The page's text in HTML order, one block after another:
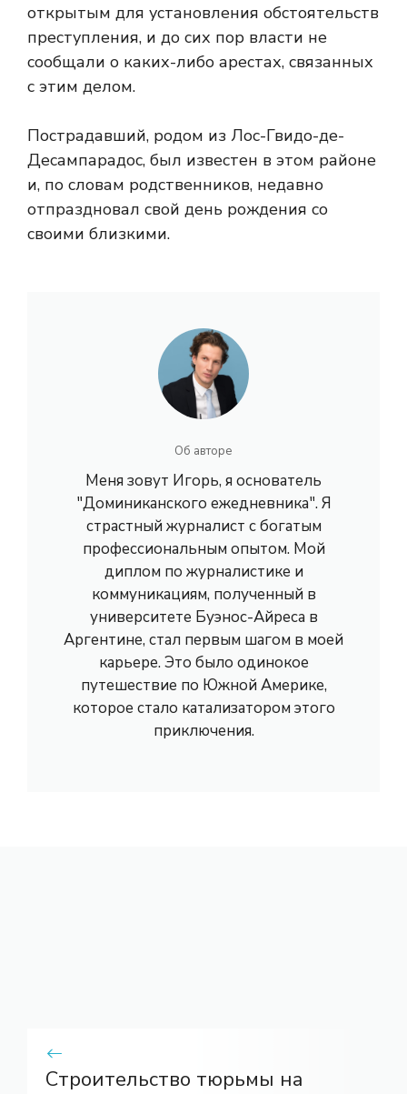
открытым для установления обстоятельств
преступления, и до сих пор власти не
сообщали о каких-либо арестах, связанных
с этим делом.
Пострадавший, родом из Лос-Гвидо-де-
Десампарадос, был известен в этом районе
и, по словам родственников, недавно
отпраздновал свой день рождения со
своими близкими.
Об авторе
Меня зовут Игорь, я основатель
"Доминиканского ежедневника". Я
страстный журналист с богатым
профессиональным опытом. Мой
диплом по журналистике и
коммуникациям, полученный в
университете Буэнос-Айреса в
Аргентине, стал первым шагом в моей
карьере. Это было одинокое
путешествие по Южной Америке,
которое стало катализатором этого
приключения.
Строительство тюрьмы на